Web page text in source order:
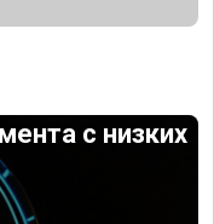
с низких